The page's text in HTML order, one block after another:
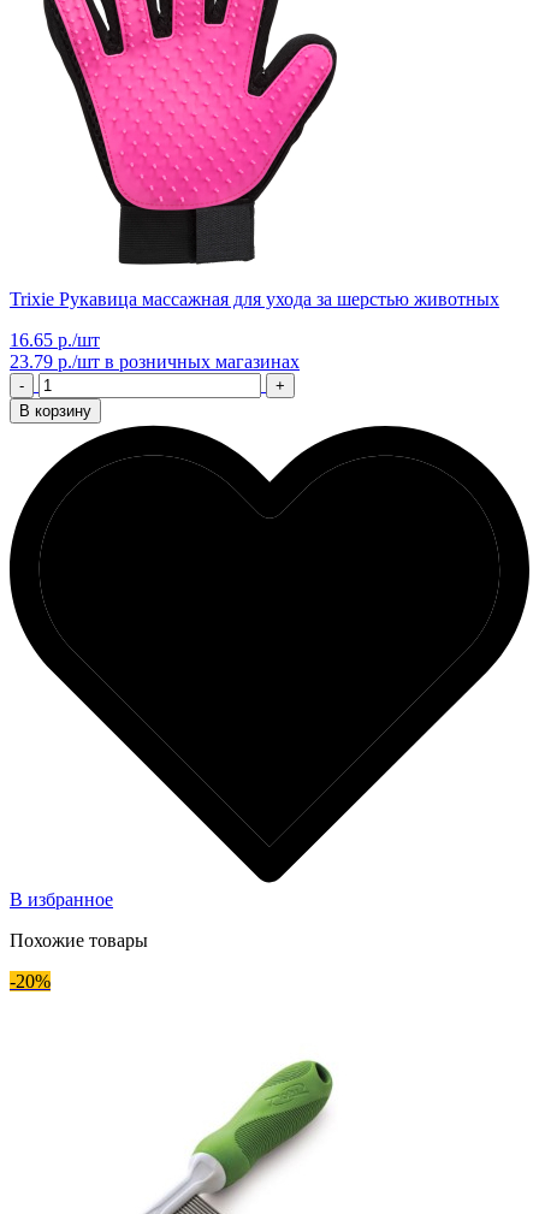
Trixie Рукавица массажная для ухода за шерстью животных
16.65 р./шт
23.79 р./шт в розничных магазинах
-
+
В корзину
В избранное
Похожие товары
-20%